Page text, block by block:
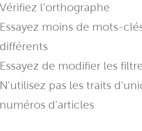
Vérifiez l'orthographe
Essayez moins de mots-
différents
Essayez de modifier les
N'utilisez pas les traits
numéros d'articles